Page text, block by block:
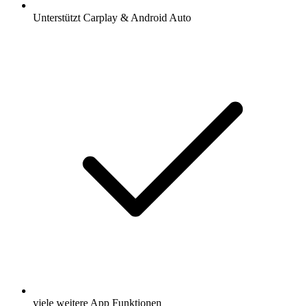
Unterstützt Carplay & Android Auto
viele weitere App Funktionen